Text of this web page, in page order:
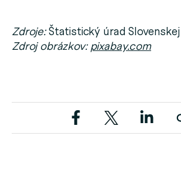
Zdroje:Štatistický úrad
Zdroj obrázkov:pixabay.com